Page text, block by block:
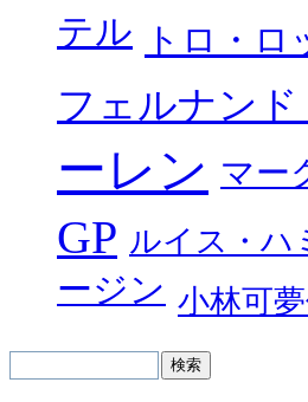
テル トロ・ロ
フェルナン
ーレン マー
GP ルイス・ハ
ージン 小林可